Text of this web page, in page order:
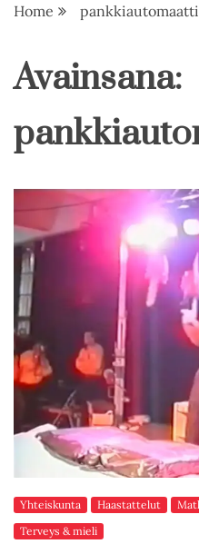
Home
pankkiautomaatti
Avainsana:
Yhteiskunta Haastattelut
Terveys & mieli